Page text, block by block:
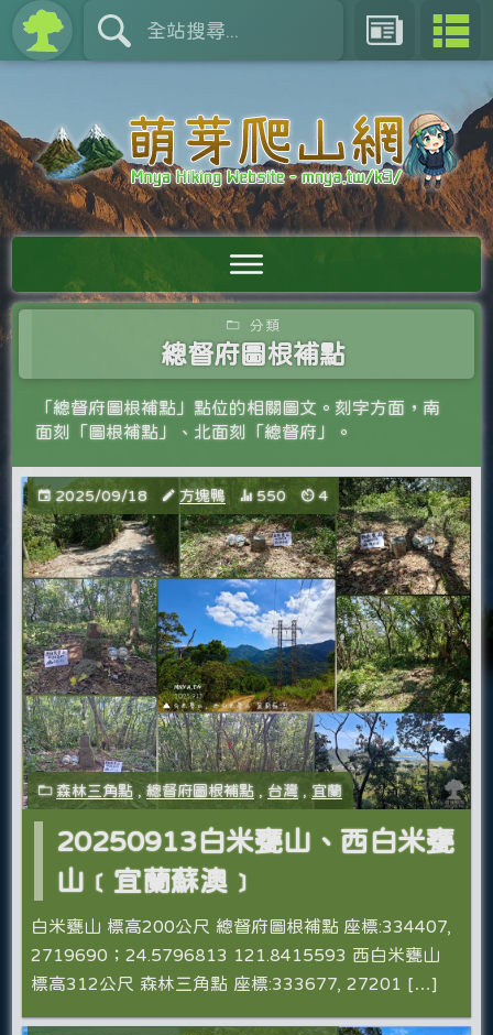
分類
總督府圖根補點
「總督府圖根補點」點位的相關圖文。刻字方面，南
面刻「圖根補點」、北面刻「總督府」。
2025/09/18 方塊鴨 550 4
森林三角點,總督府圖根補點,台灣,宜蘭
20250913白米甕山、西白米甕
山﹝宜蘭蘇澳﹞
白米甕山 標高200公尺 總督府圖根補點 座標:334407,
2719690；24.5796813 121.8415593 西白米甕山
標高312公尺 森林三角點 座標:333677, 27201 […]